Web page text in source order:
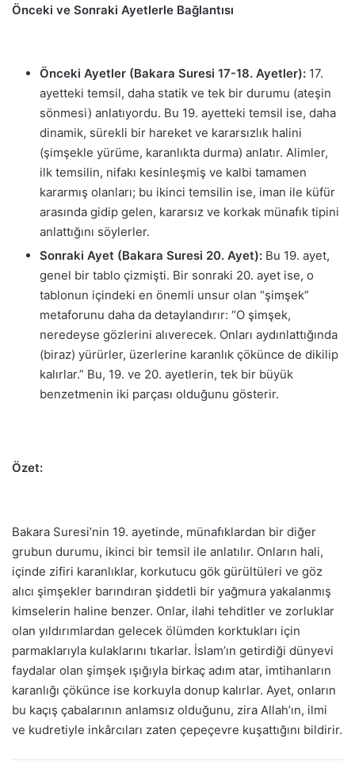
Önceki ve Sonraki Ayetlerle Bağlantısı
Önceki Ayetler (Bakara Suresi 17-18. Ayetler): 17.
ayetteki temsil, daha statik ve tek bir durumu (ateşin
sönmesi) anlatıyordu. Bu 19. ayetteki temsil ise, daha
dinamik, sürekli bir hareket ve kararsızlık halini
(şimşekle yürüme, karanlıkta durma) anlatır. Alimler,
ilk temsilin, nifakı kesinleşmiş ve kalbi tamamen
kararmış olanları; bu ikinci temsilin ise, iman ile küfür
arasında gidip gelen, kararsız ve korkak münafık tipini
anlattığını söylerler.
Sonraki Ayet (Bakara Suresi 20. Ayet): Bu 19. ayet,
genel bir tablo çizmişti. Bir sonraki 20. ayet ise, o
tablonun içindeki en önemli unsur olan “şimşek”
metaforunu daha da detaylandırır: “O şimşek,
neredeyse gözlerini alıverecek. Onları aydınlattığında
(biraz) yürürler, üzerlerine karanlık çökünce de dikilip
kalırlar.” Bu, 19. ve 20. ayetlerin, tek bir büyük
benzetmenin iki parçası olduğunu gösterir.
Özet:
Bakara Suresi’nin 19. ayetinde, münafıklardan bir diğer
grubun durumu, ikinci bir temsil ile anlatılır. Onların hali,
içinde zifiri karanlıklar, korkutucu gök gürültüleri ve göz
alıcı şimşekler barındıran şiddetli bir yağmura yakalanmış
kimselerin haline benzer. Onlar, ilahi tehditler ve zorluklar
olan yıldırımlardan gelecek ölümden korktukları için
parmaklarıyla kulaklarını tıkarlar. İslam’ın getirdiği dünyevi
faydalar olan şimşek ışığıyla birkaç adım atar, imtihanların
karanlığı çökünce ise korkuyla donup kalırlar. Ayet, onların
bu kaçış çabalarının anlamsız olduğunu, zira Allah’ın, ilmi
ve kudretiyle inkârcıları zaten çepeçevre kuşattığını bildirir.